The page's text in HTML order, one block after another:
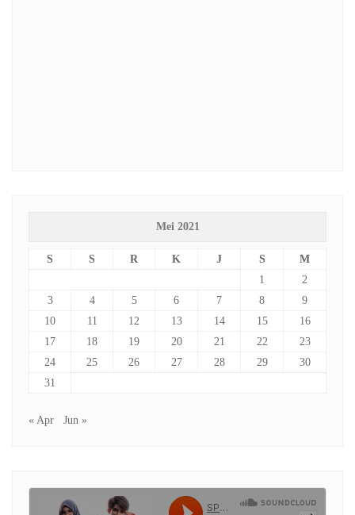
Mei 2021
S S R K J S
M
1
2
3
4 5 6 7 8
9
10
11 12 13 14 15
16
17
18 19 20 21 22
23
24
25 26 27 28 29
30
31
« Apr Jun »